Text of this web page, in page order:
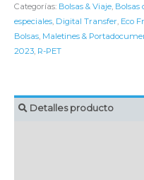
Categorías: Bolsas & Viaje, Bolsas
especiales, Digital Transfer, Eco
Bolsas, Maletines &
2023, R-PET
Detalles producto